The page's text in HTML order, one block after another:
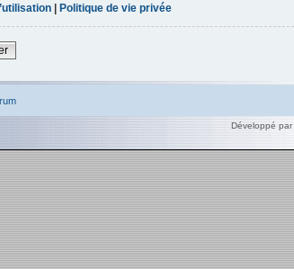
| Politique de vie privée
Développé par